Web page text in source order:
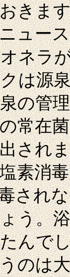
きま
ース
ネラ
は源
の管
常在
され
素消
され
う。
んで
のは